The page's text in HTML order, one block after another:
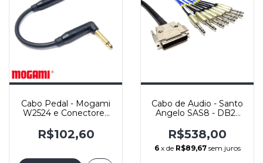
Cabo Pedal - Mogami
W2524 e Conectores
AU Ouro - L/L
R$102,60
Cabo de Audio - Santo
Angelo SAS8 - DB25
Macho Amphenol -
Yashi
R$538,00
6 x de R$89,67 sem juros